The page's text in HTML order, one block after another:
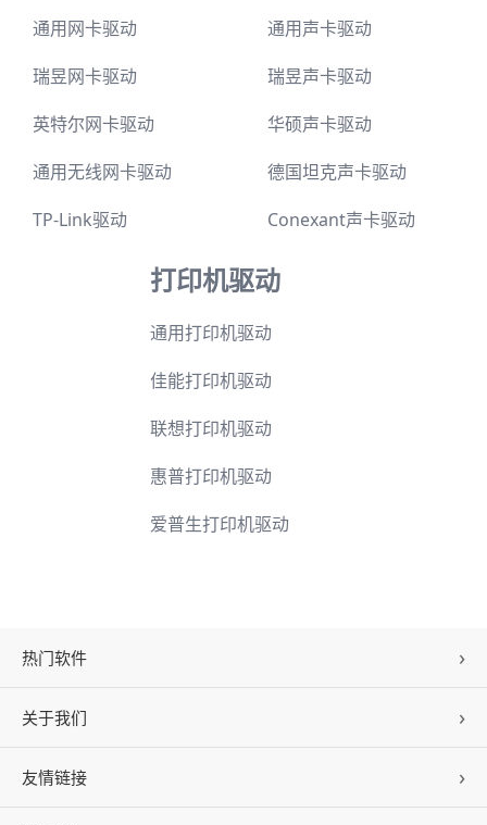
通用网卡驱动
瑞昱网卡驱动
英特尔网卡驱动
通用无线网卡驱动
TP-Link驱动
通用声卡驱动
瑞昱声卡驱动
华硕声卡驱动
德国坦克声卡驱动
Conexant声卡驱动
打印机驱动
通用打印机驱动
佳能打印机驱动
联想打印机驱动
惠普打印机驱动
爱普生打印机驱动
热门软件
驱动人生
关于我们
公司概况
友情链接